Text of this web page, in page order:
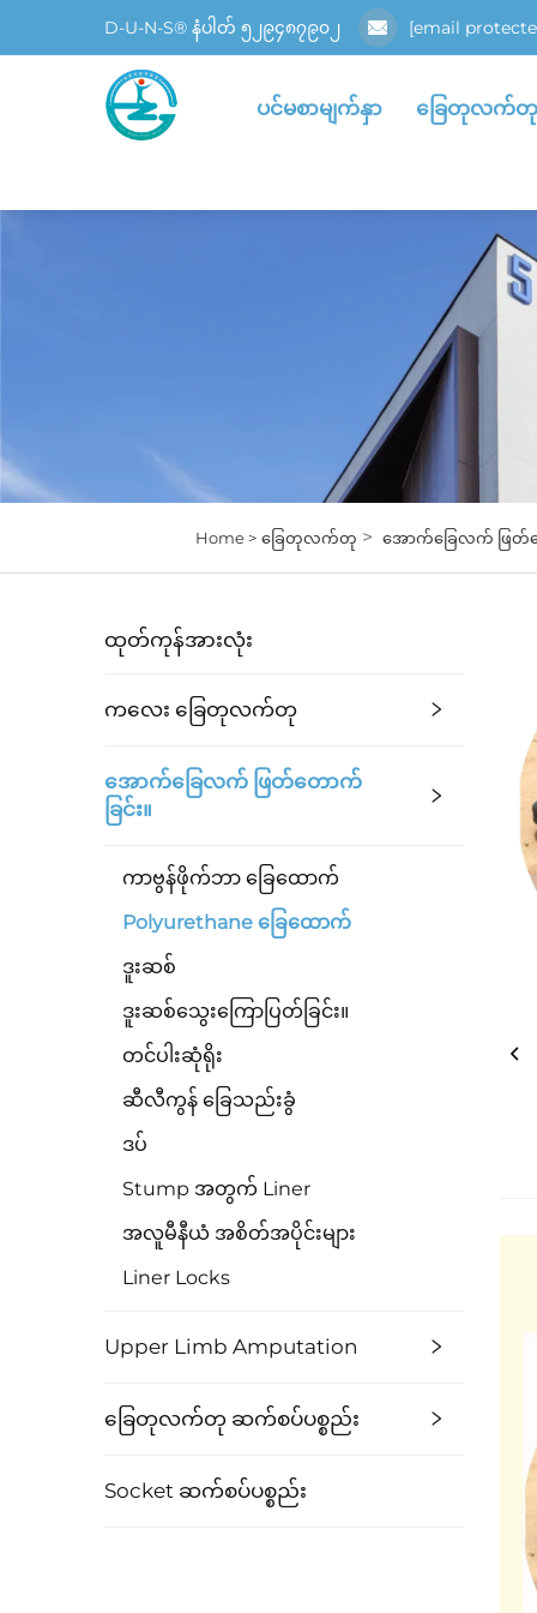
D-U-N-S® နံပါတ် ၅၂၉၄၈၇၉၀၂ [email
ပင်မစာမျက်နှာ ခြေတုလက်တု
Home > ခြေတုလက်တု > အောက်ခြေလက် ဖြတ်တ
ထုတ်ကုန်အားလုံး
ကလေး ခြေတုလက်တု
အောက်ခြေလက် ဖြတ်တောက်
ခြင်း။
ကာဗွန်ဖိုက်ဘာ ခြေထောက်
Polyurethane ခြေထောက်
ဒူးဆစ်
ဒူးဆစ်သွေးကြောပြတ်ခြင်း။
တင်ပါးဆုံရိုး
ဆီလီကွန် ခြေသည်းခွံ
ဒပ်
Stump အတွက် Liner
အလူမီနီယံ အစိတ်အပိုင်းများ
Liner Locks
Upper Limb Amputation
ခြေတုလက်တု ဆက်စပ်ပစ္စည်း
Socket ဆက်စပ်ပစ္စည်း